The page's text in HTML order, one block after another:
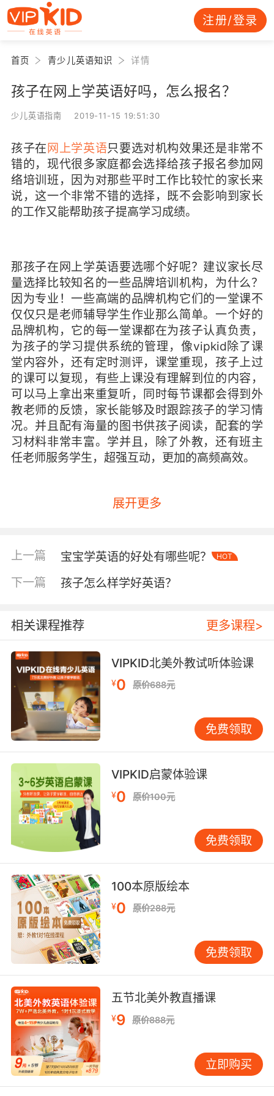
注册/登录
首页 青少儿英语知识 详情
孩子在网上学英语好吗，怎么报名？
少儿英语指南 2019-11-15 19:51:30
孩子在网上学英语只要选对机构效果还是非常不
错的，现代很多家庭都会选择给孩子报名参加网
络培训班，因为对那些平时工作比较忙的家长来
说，这一个非常不错的选择，既不会影响到家长
的工作又能帮助孩子提高学习成绩。
那孩子在网上学英语要选哪个好呢？建议家长尽
量选择比较知名的一些品牌培训机构，为什么？
因为专业！一些高端的品牌机构它们的一堂课不
仅仅只是老师辅导学生作业那么简单。一个好的
品牌机构，它的每一堂课都在为孩子认真负责，
为孩子的学习提供系统的管理，像vipkid除了课
堂内容外，还有定时测评，课堂重现，孩子上过
的课可以复现，有些上课没有理解到位的内容，
可以马上拿出来重复听，同时每节课都会得到外
教老师的反馈，家长能够及时跟踪孩子的学习情
况。并且配有海量的图书供孩子阅读，配套的学
习材料非常丰富。学并且，除了外教，还有班主
任老师服务学生，超强互动，更加的高频高效。
专业的培训机构，相对应的它们在为孩子服务的
非常重要的。
网上学英语它的知识面更广，局限性小，家长可
以通过品牌机构的官网进行仔细的对比了解，想
报名的话，可以在线联系客服或者加客服微信，
具体的情况像收费价格，售后，课程安排等这些
问题，问客服会比较清楚，现在网络上的信息太
多了，真假难辨，一定要从正规渠道报名参加，
保护好自己的权益。
展开更多
上一篇 宝宝学英语的好处有哪些呢？ HOT
下一篇 孩子怎么样学好英语？
相关课程推荐 更多课程>
VIPKID北美外教试听体验课
¥0 原价688元
免费领取
VIPKID启蒙体验课
¥0 原价100元
免费领取
100本原版绘本
¥0 原价288元
免费领取
五节北美外教直播课
¥9 原价888元
立即购买